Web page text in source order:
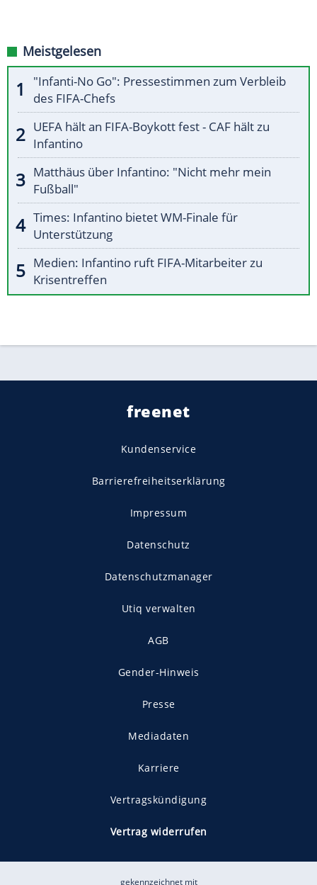
Meistgelesen
"Infanti-No Go": Pressestimmen zum Verbleib
des FIFA-Chefs
UEFA hält an FIFA-Boykott fest - CAF hält zu
Infantino
Matthäus über Infantino: "Nicht mehr mein
Fußball"
Times: Infantino bietet WM-Finale für
Unterstützung
Medien: Infantino ruft FIFA-Mitarbeiter zu
Krisentreffen
freenet
Kundenservice
Barrierefreiheitserklärung
Impressum
Datenschutz
Datenschutzmanager
Utiq verwalten
AGB
Gender-Hinweis
Presse
Mediadaten
Karriere
Vertragskündigung
Vertrag widerrufen
gekennzeichnet mit